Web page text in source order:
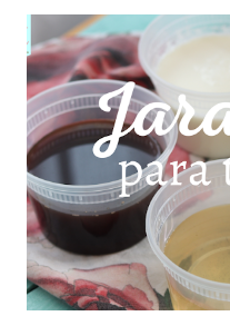
auténtica maravilla. Se lo
formas con el mismo
es una crema que tiene
de crema de leche o nata,
ganache aquí en mi Blog.
600 g de chocolate blanco
cálidos) 200 g de crema
para hacer Chantilly
y...